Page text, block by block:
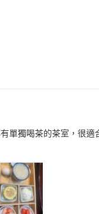
單獨喝茶的茶室，很